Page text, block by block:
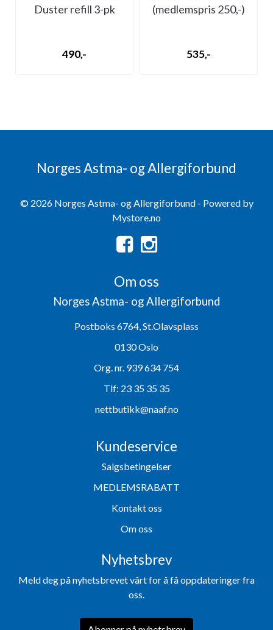
Duster refill 3-pk
490,-
(medlemspris 250,-)
535,-
Norges Astma- og Allergiforbund
© 2026 Norges Astma- og Allergiforbund - Powered by
Mystore.no
Om oss
Norges Astma- og Allergiforbund
Postboks 6764, St.Olavsplass
0130 Oslo
Org. nr. 939 634 754
Tlf: 23 35 35 35
nettbutikk@naaf.no
Kundeservice
Salgsbetingelser
MEDLEMSRABATT
Kontakt oss
Om oss
Nyhetsbrev
Meld deg på nyhetsbrevet vårt for å få oppdateringer fra
oss.